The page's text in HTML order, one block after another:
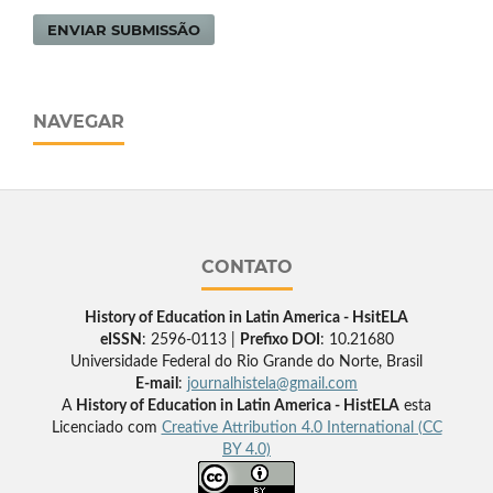
ENVIAR SUBMISSÃO
NAVEGAR
CONTATO
History of Education in Latin America - HsitELA
eISSN : 2596-0113 | Prefixo DOI : 10.21680
Universidade Federal do Rio Grande do Norte, Brasil
E-mail : journalhistela@gmail.com
A History of Education in Latin America - HistELA esta
Licenciado com Creative Attribution 4.0 International (CC
BY 4.0)